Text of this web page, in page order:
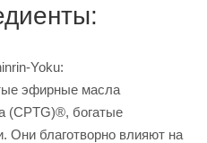
Yoku:
эфирные масла
(CPTG)®, богатые
Они благотворно влияют на